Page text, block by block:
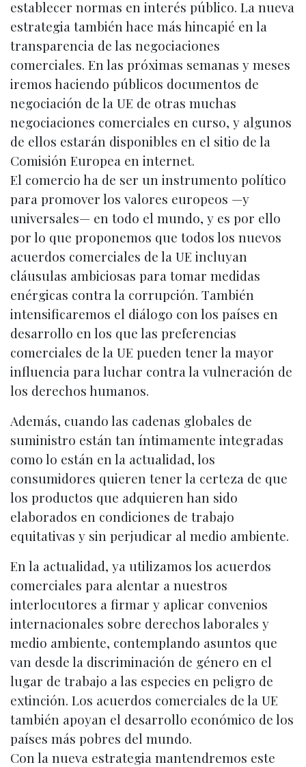
establecer normas en interés público. La nueva
estrategia también hace más hincapié en la
transparencia de las negociaciones
comerciales. En las próximas semanas y meses
iremos haciendo públicos documentos de
negociación de la UE de otras muchas
negociaciones comerciales en curso, y algunos
de ellos estarán disponibles en el sitio de la
Comisión Europea en internet.
El comercio ha de ser un instrumento político
para promover los valores europeos —y
universales— en todo el mundo, y es por ello
por lo que proponemos que todos los nuevos
acuerdos comerciales de la UE incluyan
cláusulas ambiciosas para tomar medidas
enérgicas contra la corrupción. También
intensificaremos el diálogo con los países en
desarrollo en los que las preferencias
comerciales de la UE pueden tener la mayor
influencia para luchar contra la vulneración de
los derechos humanos.
Además, cuando las cadenas globales de
suministro están tan íntimamente integradas
como lo están en la actualidad, los
consumidores quieren tener la certeza de que
los productos que adquieren han sido
elaborados en condiciones de trabajo
equitativas y sin perjudicar al medio ambiente.
En la actualidad, ya utilizamos los acuerdos
comerciales para alentar a nuestros
interlocutores a firmar y aplicar convenios
internacionales sobre derechos laborales y
medio ambiente, contemplando asuntos que
van desde la discriminación de género en el
lugar de trabajo a las especies en peligro de
extinción. Los acuerdos comerciales de la UE
también apoyan el desarrollo económico de los
países más pobres del mundo.
Con la nueva estrategia mantendremos este